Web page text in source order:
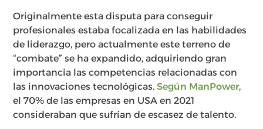
Originalmente esta disputa para conseguir
profesionales estaba focalizada en las habilidades
de liderazgo, pero actualmente este terreno de
“combate” se ha expandido, adquiriendo gran
importancia las competencias relacionadas con
las innovaciones tecnológicas.Según ManPower,
el 70% de las empresas en USA en 2021
consideraban que sufrían de escasez de talento.